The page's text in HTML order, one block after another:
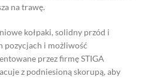
na trawę.
kołpaki, solidny przód i
pozycjach i możliwość
przez firmę STIGA
z podniesioną skorupą, aby